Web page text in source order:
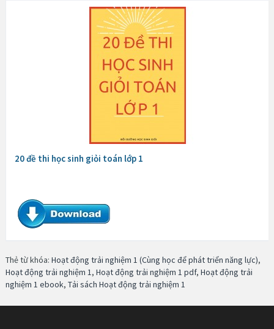
20 đề thi học sinh giỏi toán lớp 1
Thẻ từ khóa: Hoạt động trải nghiệm 1 (Cùng học để phát triển năng lực),
Hoạt động trải nghiệm 1, Hoạt động trải nghiệm 1 pdf, Hoạt động trải
nghiệm 1 ebook, Tải sách Hoạt động trải nghiệm 1